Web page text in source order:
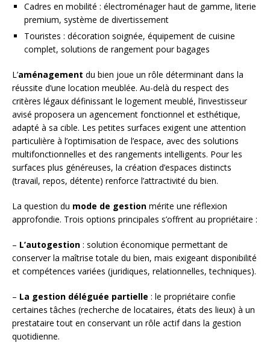
Cadres en mobilité : électroménager haut de gamme, literie
premium, système de divertissement
Touristes : décoration soignée, équipement de cuisine
complet, solutions de rangement pour bagages
L’aménagement du bien joue un rôle déterminant dans la
réussite d’une location meublée. Au-delà du respect des
critères légaux définissant le logement meublé, l’investisseur
avisé proposera un agencement fonctionnel et esthétique,
adapté à sa cible. Les petites surfaces exigent une attention
particulière à l’optimisation de l’espace, avec des solutions
multifonctionnelles et des rangements intelligents. Pour les
surfaces plus généreuses, la création d’espaces distincts
(travail, repos, détente) renforce l’attractivité du bien.
La question du mode de gestion mérite une réflexion
approfondie. Trois options principales s’offrent au propriétaire :
– L’autogestion : solution économique permettant de
conserver la maîtrise totale du bien, mais exigeant disponibilité
et compétences variées (juridiques, relationnelles, techniques).
– La gestion déléguée partielle : le propriétaire confie
certaines tâches (recherche de locataires, états des lieux) à un
prestataire tout en conservant un rôle actif dans la gestion
quotidienne.